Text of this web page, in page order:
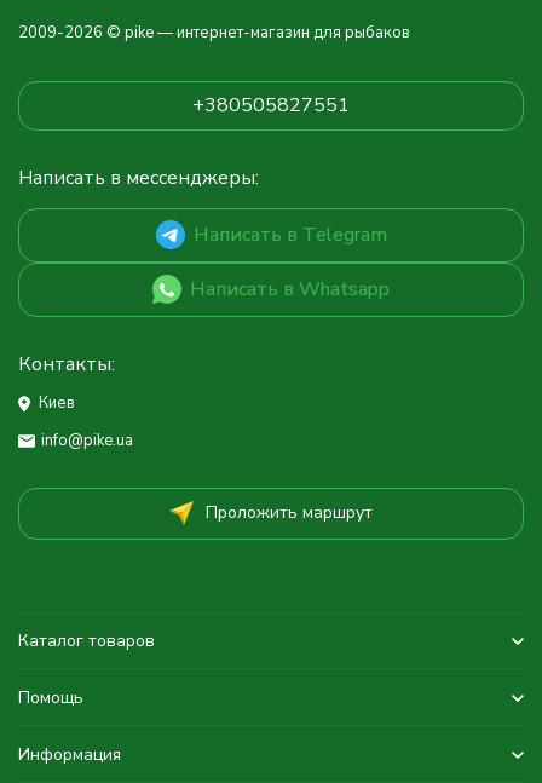
2009-2026 © pike — интернет-магазин для рыбаков
+380505827551
Написать в мессенджеры:
Написать в Telegram
Написать в Whatsapp
Контакты:
Киев
info@pike.ua
Проложить маршрут
Каталог товаров
Помощь
Информация